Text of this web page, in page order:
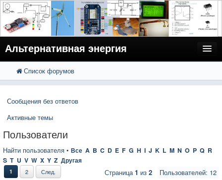
Альтернативная энергия
FAQ
Вход
Расширенный поиск
Список форумов
Сообщения без ответов
Активные темы
Пользователи
Найти пользователя • Все A B C D E F G H I J K L M N O P Q R
S T U V W X Y Z Другая
Пользователей: 12
1 2 След. Страница1 из 2